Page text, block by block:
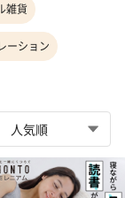
雑貨
ーション